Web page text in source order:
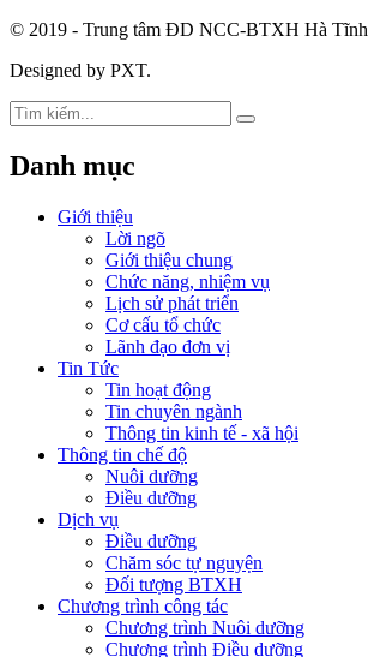
© 2019 - Trung tâm ĐD NCC-BTXH Hà Tĩnh
Designed by PXT.
Danh mục
Giới thiệu
Lời ngõ
Giới thiệu chung
Chức năng, nhiệm vụ
Lịch sử phát triển
Cơ cấu tổ chức
Lãnh đạo đơn vị
Tin Tức
Tin hoạt động
Tin chuyên ngành
Thông tin kinh tế - xã hội
Thông tin chế độ
Nuôi dưỡng
Điều dưỡng
Dịch vụ
Điều dưỡng
Chăm sóc tự nguyện
Đối tượng BTXH
Chương trình công tác
Chương trình Nuôi dưỡng
Chương trình Điều dưỡng